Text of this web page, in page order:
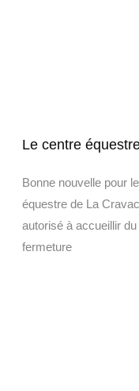
Le centre
Bonne nouvelle pour
équestre de La
autorisé à accueillir
fermeture